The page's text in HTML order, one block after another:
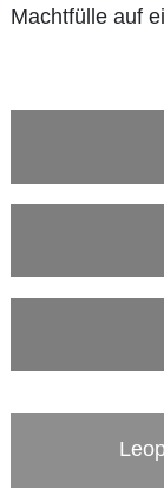
Machtfülle auf